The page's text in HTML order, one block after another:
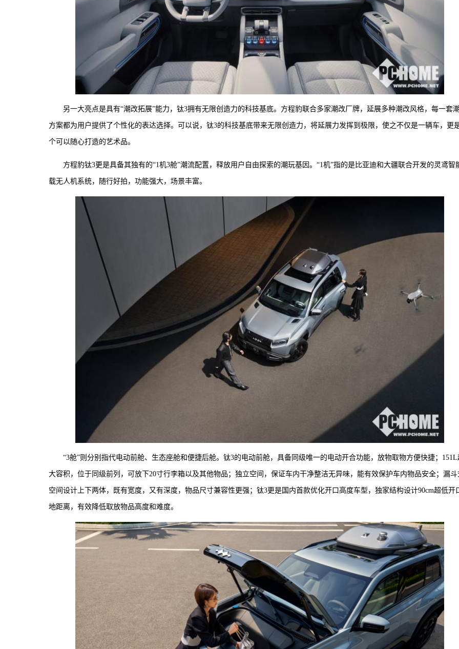
另一大亮点是具有“潮改拓展”能力，钛3拥有无限创造力的科技基底。方程豹联合多家潮改厂牌，延展多种潮改风格，每一套
方案都为用户提供了个性化的表达选择。可以说，钛3的科技基底带来无限创造力，将延展力发挥到极限，使之不仅是一辆车，更
个可以随心打造的艺术品。
方程豹钛3更是具备其独有的“1机3舱”潮流配置，释放用户自由探索的潮玩基因。“1机”指的是比亚迪和大疆联合开发的灵鸢智
载无人机系统，随行好拍，功能强大，场景丰富。
“3舱”则分别指代电动前舱、生态座舱和便捷后舱。钛3的电动前舱，具备同级唯一的电动开合功能，放物取物方便快捷；151L
大容积，位于同级前列，可放下20寸行李箱以及其他物品；独立空间，保证车内干净整洁无异味，能有效保护车内物品安全；漏斗
空间设计上下两体，既有宽度，又有深度，物品尺寸兼容性更强；钛3更是国内首款优化开口高度车型，独家结构设计90cm超低开
地距离，有效降低取放物品高度和难度。